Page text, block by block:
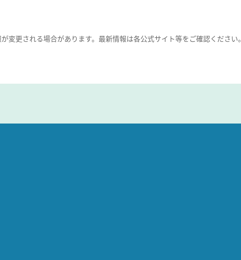
変更される場合があります。最新情報は各公式サイト等をご確認ください。